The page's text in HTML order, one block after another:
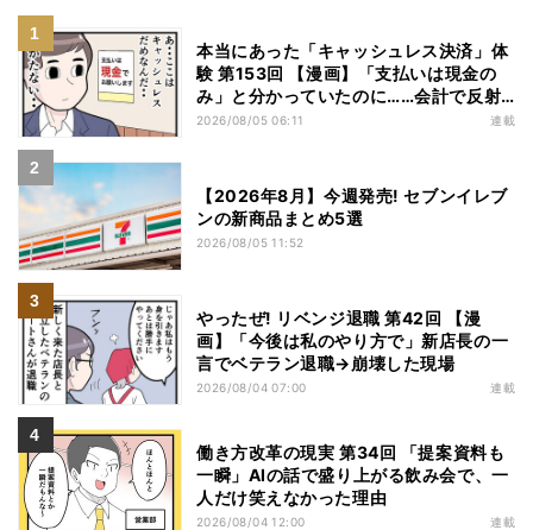
本当にあった「キャッシュレス決済」体
験 第153回 【漫画】「支払いは現金の
み」と分かっていたのに……会計で反射
的に出してしまったものは
2026/08/05 06:11 連載
【2026年8月】今週発売! セブンイレブ
ンの新商品まとめ5選
2026/08/05 11:52
やったぜ! リベンジ退職 第42回 【漫
画】「今後は私のやり方で」新店長の一
言でベテラン退職→崩壊した現場
2026/08/04 07:00 連載
働き方改革の現実 第34回 「提案資料も
一瞬」AIの話で盛り上がる飲み会で、一
人だけ笑えなかった理由
2026/08/04 12:00 連載